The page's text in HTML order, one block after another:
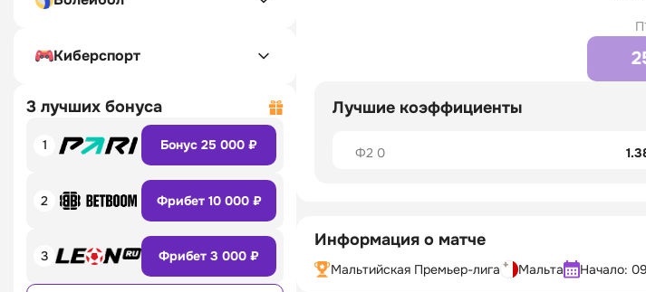
Киберспорт
3 лучших бонуса
1 Бонус 25 000 ₽
2 Фрибет 10 000 ₽
3 Фрибет 3 000 ₽
Лучшие коэффициенты
Ф2 0
Информация о матче
Мальтийская Премьер-лига Мальта Начало: